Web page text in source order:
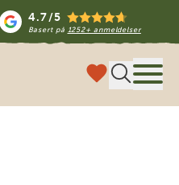
4.7/5
Basert på 1252+ anmeldelser